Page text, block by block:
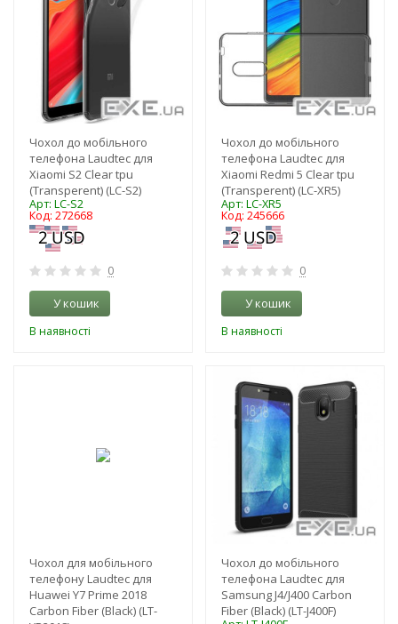
Чохол до мобільного
телефона Laudtec для
Xiaomi S2 Clear tpu
(Transperent) (LC-S2)
Арт: LC-S2
Код: 272668
0
У кошик
В наявності
Чохол до мобільного
телефона Laudtec для
Xiaomi Redmi 5 Clear tpu
(Transperent) (LC-XR5)
Арт: LC-XR5
Код: 245666
0
У кошик
В наявності
Чохол для мобільного
телефону Laudtec для
Huawei Y7 Prime 2018
Carbon Fiber (Black) (LT-
-3%
Чохол до мобільного
телефона Laudtec для
Samsung J4/J400 Carbon
Fiber (Black) (LT-J400F)